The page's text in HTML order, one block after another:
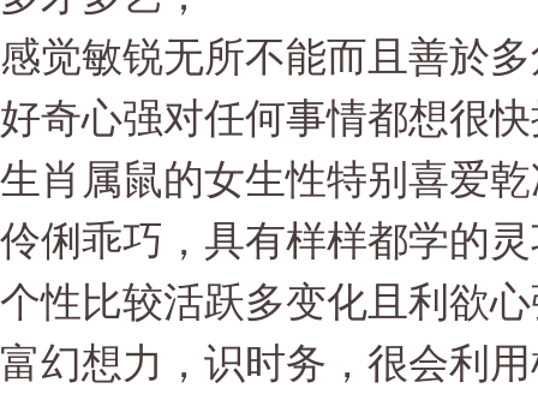
感觉敏锐无所不能而且善於
好奇心强对任何事情都想很
生肖属鼠的女生性特别喜爱
伶俐乖巧，具有样样都学的
个性比较活跃多变化且利欲
富幻想力，识时务，很会利